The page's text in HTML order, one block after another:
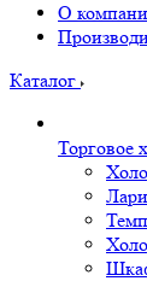
О
Каталог
Торговое